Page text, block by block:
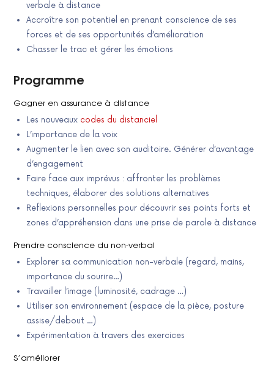
verbale à distance
Accroître son potentiel en prenant conscience de ses
forces et de ses opportunités d’amélioration
Chasser le trac et gérer les émotions
Programme
Gagner en assurance à distance
Les nouveaux codes du distanciel
L’importance de la voix
Augmenter le lien avec son auditoire. Générer d’avantage
d’engagement
Faire face aux imprévus : affronter les problèmes
techniques, élaborer des solutions alternatives
Reflexions personnelles pour découvrir ses points forts et
zones d’appréhension dans une prise de parole à distance
Prendre conscience du non-verbal
Explorer sa communication non-verbale (regard, mains,
importance du sourire…)
Travailler l’image (luminosité, cadrage …)
Utiliser son environnement (espace de la pièce, posture
assise/debout …)
Expérimentation à travers des exercices
S’améliorer